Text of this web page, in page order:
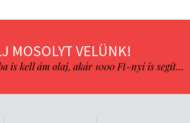
MOSOLYT VELÜNK!
is kell ám olaj, akár 1000 Ft-nyi is segít…